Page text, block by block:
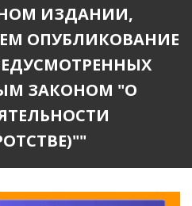
ИЗДАНИИ,
ОПУБЛИКОВАНИЕ
ЗАКОНОМ "О